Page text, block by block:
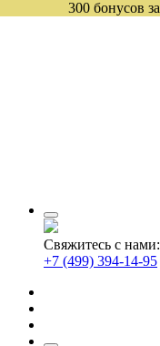
Свяжитесь с нами:
+7 (499) 394-14-95
300 бонусов